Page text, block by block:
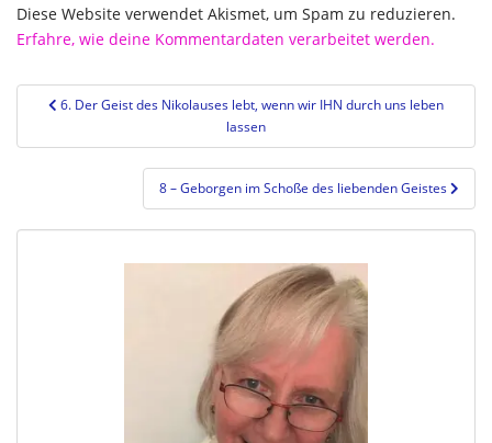
Diese Website verwendet Akismet, um Spam zu reduzieren.
Erfahre, wie deine Kommentardaten verarbeitet werden.
Beitragsnavigation
6. Der Geist des Nikolauses lebt, wenn wir IHN durch uns leben
lassen
8 – Geborgen im Schoße des liebenden Geistes